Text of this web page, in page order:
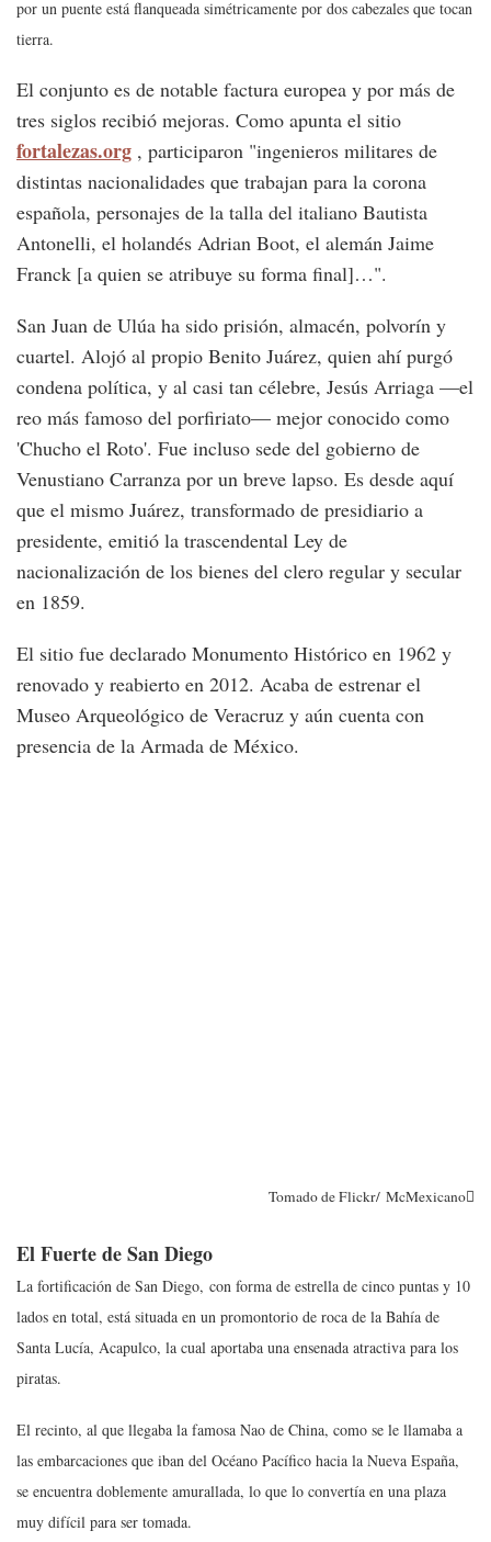
por un puente está flanqueada simétricamente por dos cabezales que tocan
tierra.
El conjunto es de notable factura europea y por más de
tres siglos recibió mejoras. Como apunta el sitio
fortalezas.org , participaron "ingenieros militares de
distintas nacionalidades que trabajan para la corona
española, personajes de la talla del italiano Bautista
Antonelli, el holandés Adrian Boot, el alemán Jaime
Franck [a quien se atribuye su forma final]…".
San Juan de Ulúa ha sido prisión, almacén, polvorín y
cuartel. Alojó al propio Benito Juárez, quien ahí purgó
condena política, y al casi tan célebre, Jesús Arriaga —el
reo más famoso del porfiriato— mejor conocido como
'Chucho el Roto'. Fue incluso sede del gobierno de
Venustiano Carranza por un breve lapso. Es desde aquí
que el mismo Juárez, transformado de presidiario a
presidente, emitió la trascendental Ley de
nacionalización de los bienes del clero regular y secular
en 1859.
El sitio fue declarado Monumento Histórico en 1962 y
renovado y reabierto en 2012. Acaba de estrenar el
Museo Arqueológico de Veracruz y aún cuenta con
presencia de la Armada de México.
Tomado de Flickr/ McMexicano
El Fuerte de San Diego
La fortificación de San Diego, con forma de estrella de cinco puntas y 10
lados en total, está situada en un promontorio de roca de la Bahía de
Santa Lucía, Acapulco, la cual aportaba una ensenada atractiva para los
piratas.
El recinto, al que llegaba la famosa Nao de China, como se le llamaba a
las embarcaciones que iban del Océano Pacífico hacia la Nueva España,
se encuentra doblemente amurallada, lo que lo convertía en una plaza
muy difícil para ser tomada.